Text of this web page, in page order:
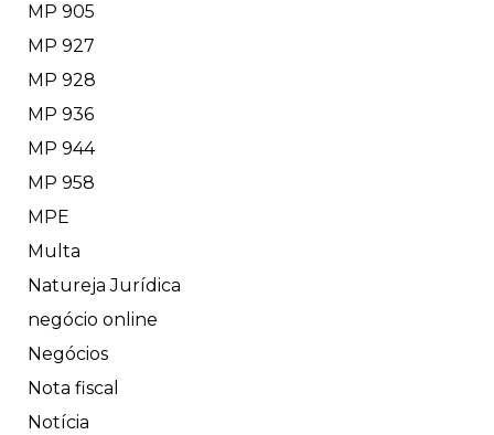
MP 905
MP 927
MP 928
MP 936
MP 944
MP 958
MPE
Multa
Natureja Jurídica
negócio online
Negócios
Nota fiscal
Notícia